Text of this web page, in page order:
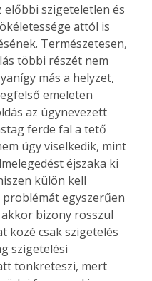
előbbi szigeteletlen és
attól is
Természetesen,
többi részét nem
más a helyzet,
emeleten
az úgynevezett
ferde fal a tető
úgy viselkedik, mint
éjszaka ki
külön kell
egyszerűen
bizony rosszul
közé csak szigetelés
szigetelési
tönkreteszi, mert